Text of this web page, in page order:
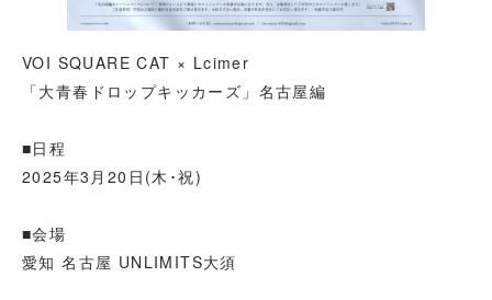
VOI SQUARE CAT × Lcimer
「大青春ドロップキッカーズ」名古屋編
■日程
2025年3月20日(木･祝)
■会場
愛知 名古屋 UNLIMITS大須